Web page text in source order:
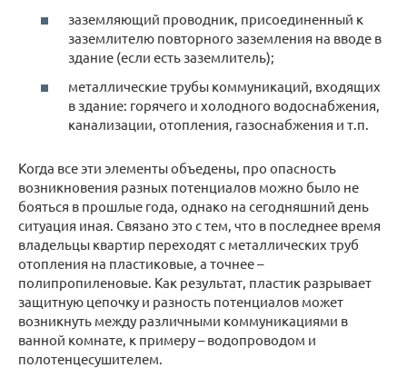
заземляющий проводник, присоединенный к
заземлителю повторного заземления на вводе в
здание (если есть заземлитель);
металлические трубы коммуникаций, входящих
в здание: горячего и холодного водоснабжения,
канализации, отопления, газоснабжения и т.п.
Когда все эти элементы объедены, про опасность
возникновения разных потенциалов можно было не
бояться в прошлые года, однако на сегодняшний день
ситуация иная. Связано это с тем, что в последнее время
владельцы квартир переходят с металлических труб
отопления на пластиковые, а точнее –
полипропиленовые. Как результат, пластик разрывает
защитную цепочку и разность потенциалов может
возникнуть между различными коммуникациями в
ванной комнате, к примеру – водопроводом и
полотенцесушителем.